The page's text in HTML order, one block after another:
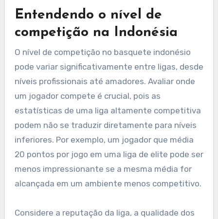
Entendendo o nível de
competição na Indonésia
O nível de competição no basquete indonésio
pode variar significativamente entre ligas, desde
níveis profissionais até amadores. Avaliar onde
um jogador compete é crucial, pois as
estatísticas de uma liga altamente competitiva
podem não se traduzir diretamente para níveis
inferiores. Por exemplo, um jogador que média
20 pontos por jogo em uma liga de elite pode ser
menos impressionante se a mesma média for
alcançada em um ambiente menos competitivo.
Considere a reputação da liga, a qualidade dos